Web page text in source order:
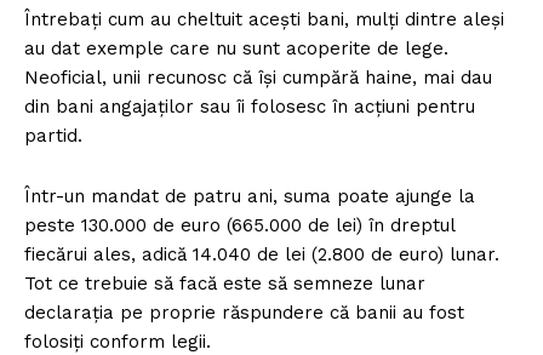
Întrebaţi cum au cheltuit aceşti bani, mulţi dintre aleşi
au dat exemple care nu sunt acoperite de lege.
Neoficial, unii recunosc că îşi cumpără haine, mai dau
din bani angajaţilor sau îi folosesc în acţiuni pentru
partid.
Într-un mandat de patru ani, suma poate ajunge la
peste 130.000 de euro (665.000 de lei) în dreptul
fiecărui ales, adică 14.040 de lei (2.800 de euro) lunar.
Tot ce trebuie să facă este să semneze lunar
declaraţia pe proprie răspundere că banii au fost
folosiţi conform legii.